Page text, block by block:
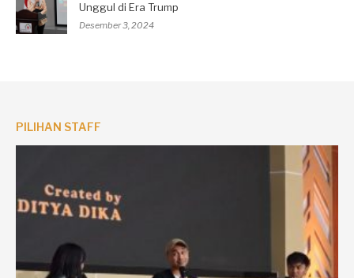
Unggul di Era Trump
Desember 3, 2024
PILIHAN STAFF